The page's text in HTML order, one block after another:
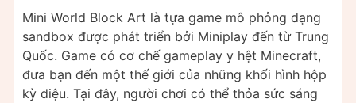
Mini World Block Art là tựa game mô phỏng dạng
sandbox được phát triển bởi Miniplay đến từ Trung
Quốc. Game có cơ chế gameplay y hệt Minecraft,
đưa bạn đến một thế giới của những khối hình hộp
kỳ diệu. Tại đây, người chơi có thể thỏa sức sáng